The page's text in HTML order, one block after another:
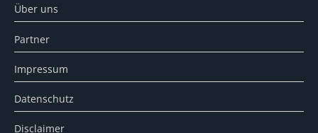
Über uns
Partner
Impressum
Datenschutz
Disclaimer